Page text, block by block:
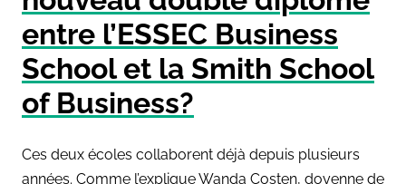
entre l’ESSEC Business
School et la Smith School
of Business?
Ces deux écoles collaborent déjà depuis plusieurs
années. Comme l’explique Wanda Costen, doyenne de